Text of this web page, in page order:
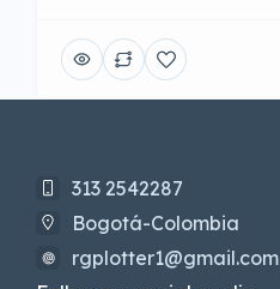
313 2542287
Bogotá-Colombia
rgplotter1@gmail.com